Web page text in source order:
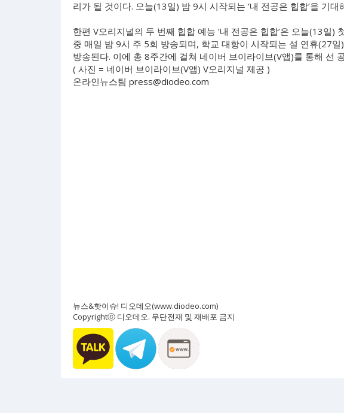
리가 될 것이다. 오늘(13일) 밤 9시 시작되는 ‘내 전공은 힙합’을 기대
한편 V오리지널의 두 번째 힙합 예능 ‘내 전공은 힙합’은 오늘(13일)
중 매일 밤 9시 주 5회 방송되며, 학교 대항이 시작되는 설 연휴(27
방송된다. 이에 총 8주간에 걸쳐 네이버 브이라이브(V앱)를 통해 선
( 사진 = 네이버 브이라이브(V앱) V오리지널 제공 )
온라인뉴스팀 press@diodeo.com
뉴스&핫이슈! 디오데오(www.diodeo.com)
Copyrightⓒ 디오데오. 무단전재 및 재배포 금지